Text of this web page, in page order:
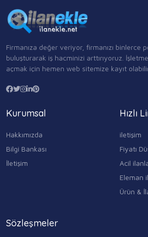
Firmanıza değer veriyor, firmanızı binlerce
buluşturarak iş hacminizi arttırıyoruz.
açmak için hemen web sitemize kayıt
Kurumsal
Hakkımızda
Bilgi Bankası
İletişim
Hızlı
iletişim
Fiyatı
Acil
Eleman
Ürün &
Sözleşmeler